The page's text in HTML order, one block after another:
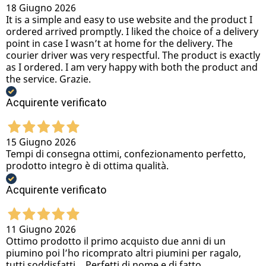
18 Giugno 2026
It is a simple and easy to use website and the product I
ordered arrived promptly. I liked the choice of a delivery
point in case I wasn’t at home for the delivery. The
courier driver was very respectful. The product is exactly
as I ordered. I am very happy with both the product and
the service. Grazie.
Acquirente verificato
15 Giugno 2026
Tempi di consegna ottimi, confezionamento perfetto,
prodotto integro è di ottima qualità.
Acquirente verificato
11 Giugno 2026
Ottimo prodotto il primo acquisto due anni di un
piumino poi l’ho ricomprato altri piumini per ragalo,